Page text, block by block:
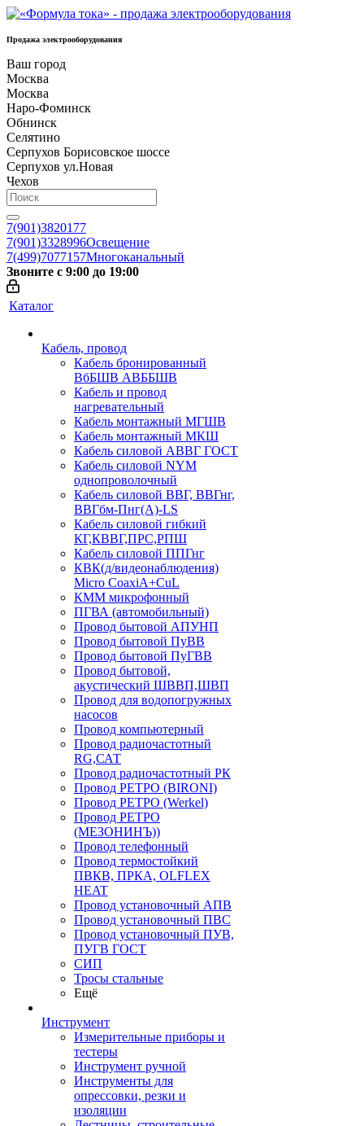
Продажа электрооборудования
Ваш город
Москва
Москва
Наро-Фоминск
Обнинск
Селятино
Серпухов Борисовское шоссе
Серпухов ул.Новая
Чехов
7(901)3820177
7(901)3328996Освещение
7(499)7077157Многоканальный
Звоните с 9:00 до 19:00
Каталог
Кабель, провод
Кабель бронированный
ВбБШВ АВББШВ
Кабель и провод
нагревательный
Кабель монтажный МГШВ
Кабель монтажный МКШ
Кабель силовой АВВГ ГОСТ
Кабель силовой NYM
однопроволочный
Кабель силовой ВВГ, ВВГнг,
ВВГбм-Пнг(А)-LS
Кабель силовой гибкий
КГ,КВВГ,ПРС,РПШ
Кабель силовой ППГнг
КВК(д/видеонаблюдения)
Micro CoaxiA+CuL
КММ микрофонный
ПГВА (автомобильный)
Провод бытовой АПУНП
Провод бытовой ПуВВ
Провод бытовой ПуГВВ
Провод бытовой,
акустический ШВВП,ШВП
Провод для водопогружных
насосов
Провод компьютерный
Провод радиочастотный
RG,САТ
Провод радиочастотный РК
Провод РЕТРО (BIRONI)
Провод РЕТРО (Werkel)
Провод РЕТРО
(МЕЗОНИНЪ))
Провод телефонный
Провод термостойкий
ПВКВ, ПРКА, OLFLEX
HEAT
Провод установочный АПВ
Провод установочный ПВС
Провод установочный ПУВ,
ПУГВ ГОСТ
СИП
Тросы стальные
Ещё
Инструмент
Измерительные приборы и
тестеры
Инструмент ручной
Инструменты для
опрессовки, резки и
изоляции